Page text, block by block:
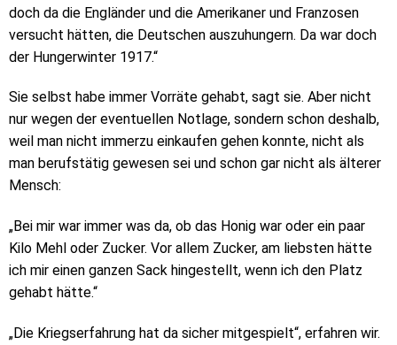
doch da die Engländer und die Amerikaner und Franzosen
versucht hätten, die Deutschen auszuhungern. Da war doch
der Hungerwinter 1917.“
Sie selbst habe immer Vorräte gehabt, sagt sie. Aber nicht
nur wegen der eventuellen Notlage, sondern schon deshalb,
weil man nicht immerzu einkaufen gehen konnte, nicht als
man berufstätig gewesen sei und schon gar nicht als älterer
Mensch:
„Bei mir war immer was da, ob das Honig war oder ein paar
Kilo Mehl oder Zucker. Vor allem Zucker, am liebsten hätte
ich mir einen ganzen Sack hingestellt, wenn ich den Platz
gehabt hätte.“
„Die Kriegserfahrung hat da sicher mitgespielt“, erfahren wir.